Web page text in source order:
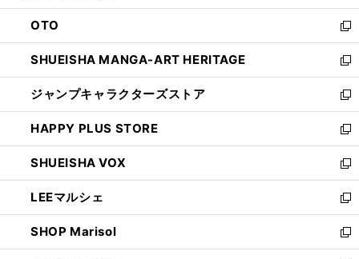
ウ
で
開
く
ン
ド
ウ
で
開
く
OTO
新
し
い
ウ
ィ
ン
ド
ウ
で
開
く
SHUEISHA MANGA-ART HERITAGE
新
し
い
ウ
ィ
ン
ド
ウ
で
開
く
ジャンプキャラクターズストア
新
し
い
ウ
ィ
ン
ド
ウ
で
開
HAPPY PLUS STORE
新
し
い
ウ
ィ
ン
ド
ウ
SHUEISHA VOX
新
し
い
ウ
ィ
ン
LEEマルシェ
新
し
い
ウ
SHOP Marisol
新
し